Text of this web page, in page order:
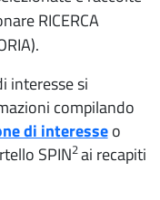
RICERCA
interesse si
compilando
di interesseo
SPIN2ai recapiti